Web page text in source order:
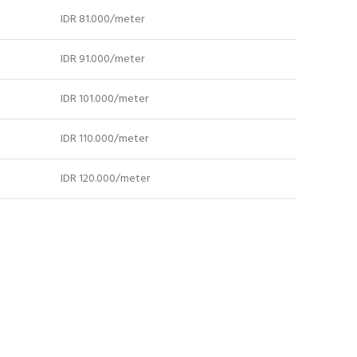
IDR 81.000/meter
IDR 91.000/meter
IDR 101.000/meter
IDR 110.000/meter
IDR 120.000/meter